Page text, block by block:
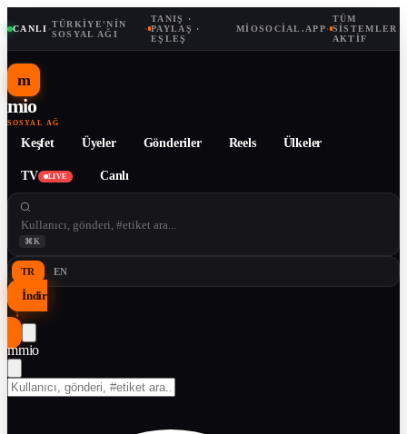
CANLI ·TÜRKIYE'NIN
SOSYAL AĞI
·
TANIŞ ·
PAYLAŞ ·
EŞLEŞ
MIOSOCIAL.APP·
TÜM
SISTEMLER
AKTIF
m
mio
SOSYAL AĞ
Keşfet Üyeler Gönderiler Reels Ülkeler
TV LIVE Canlı
⌘K
TR EN
İndir
↓
mmio